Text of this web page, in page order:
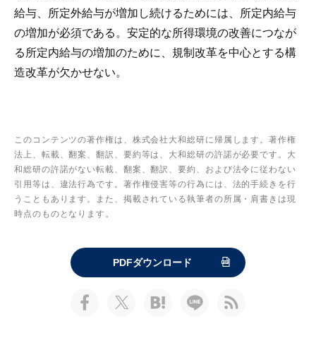
給与、所定外給与が増加し続けるためには、所定内給与
の増加が必須である。安定的な所得環境の改善につなが
る所定内給与の増加のために、規制改革を中心とする構
造改革が欠かせない。
このコンテンツの著作権は、株式会社大和総研に帰属します。著作権
法上、転載、翻案、翻訳、要約等は、大和総研の許諾が必要です。大
和総研の許諾がない転載、翻案、翻訳、要約、および法令に従わない
引用等は、違法行為です。著作権侵害等の行為には、法的手続きを行
うこともあります。また、掲載されている執筆者の所属・肩書きは現
時点のものとなります。
PDFダウンロード